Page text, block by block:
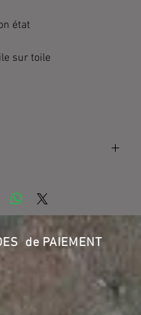
état
sur toile
de PAIEMENT